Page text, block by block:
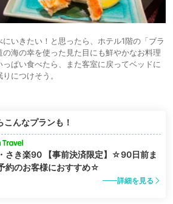
いきたい！と思ったら、ホテル1階の「ブラ
海の幸を使った見た目にも鮮やかなお料理
ぱい食べたら、また客室に戻ってベッドに
につけそう。
んなプランも！
さき楽90 【事前決済限定】☆90日前ま
約のお客様におすすめ☆
詳細を見る